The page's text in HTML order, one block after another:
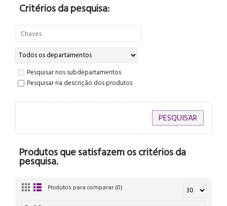
Critérios da pesquisa:
Pesquisar nos subdepartamentos
Pesquisar na descrição dos produtos
Produtos que satisfazem os critérios da
pesquisa.
Produtos para comparar (0)